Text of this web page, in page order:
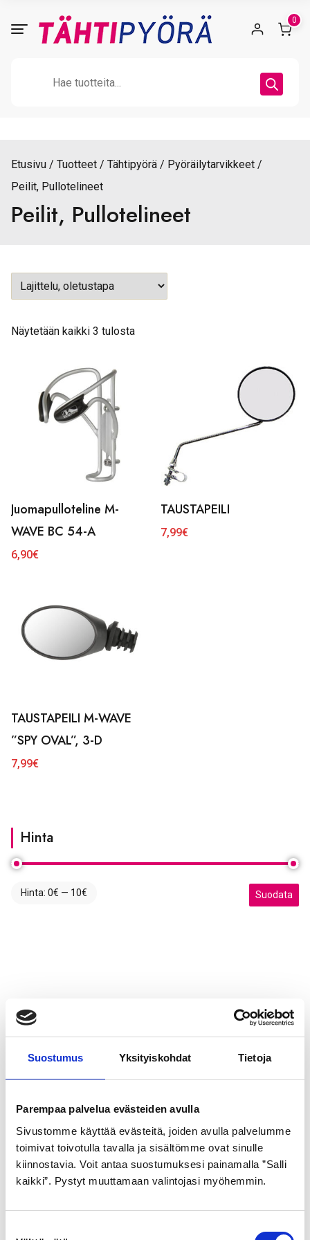
Suostumus Yksityiskohdat Tietoja
Parempaa palvelua evästeiden avulla
Sivustomme käyttää evästeitä, joiden avulla palvelumme
toimivat toivotulla tavalla ja sisältömme ovat sinulle
kiinnostavia. Voit antaa suostumuksesi painamalla ”Salli
kaikki”. Pystyt muuttamaan valintojasi myöhemmin.
0
Etusivu Tuotteet Tähtipyörä
Pyöräilytarvikkeet
Peilit, Pullotelineet
Peilit, Pullotelineet
Näytetään kaikki 3 tulosta
Juomapulloteline M-
WAVE BC 54-A
6,90€
TAUSTAPEILI
7,99€
TAUSTAPEILI M-WAVE
”SPY OVAL”, 3-D
7,99€
Hinta
Minimihinta
Suodata
Hinta: 0€ — 10€